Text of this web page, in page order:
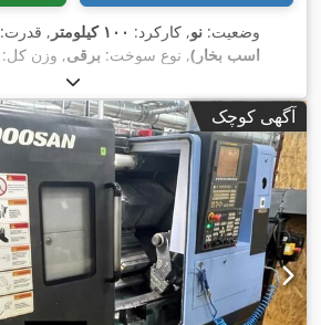
وضعیت: نو, کارکرد: ۱۰۰ کیلومتر , قدرت:
اسب بخار), نوع سوخت: برقی, وزن کل:
, کلاس انتشار:
پایداری الکترونیکی (ESP), سیستم ناوبری,
آگهی کوچک